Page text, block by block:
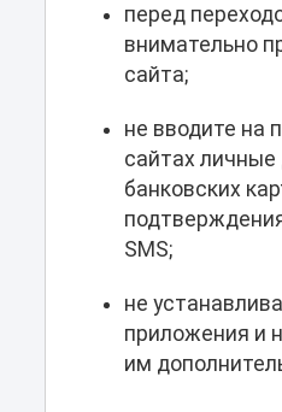
перед
внимательно
сайта;
не вводите на
сайтах
банковских
SMS;
не
приложения и
им